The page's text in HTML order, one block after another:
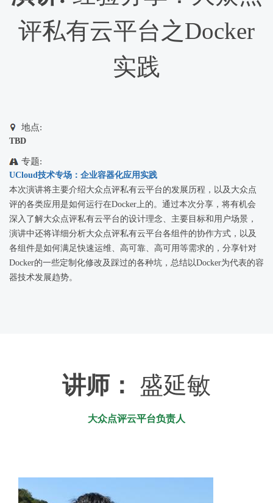
评私有云平台之Docker
实践
地点:
TBD
专题:
UCloud技术专场：企业容器化应用实践
本次演讲将主要介绍大众点评私有云平台的发展历程，以及大众点
评的各类应用是如何运行在Docker上的。通过本次分享，将有机会
深入了解大众点评私有云平台的设计理念、主要目标和用户场景，
演讲中还将详细分析大众点评私有云平台各组件的协作方式，以及
各组件是如何满足快速运维、高可靠、高可用等需求的，分享针对
Docker的一些定制化修改及踩过的各种坑，总结以Docker为代表的容
器技术发展趋势。
讲师： 盛延敏
大众点评云平台负责人